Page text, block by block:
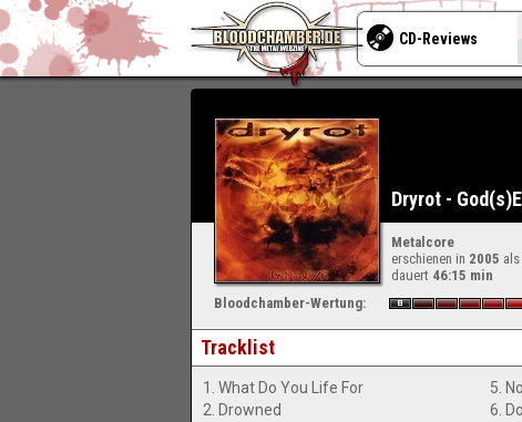
Dryrot -
Metalcore
erschienen in 2005 als
dauert 46:15 min
Bloodchamber-Wertung:
Tracklist
1. What Do You Life For
2. Drowned
5.
6.
CD-Reviews